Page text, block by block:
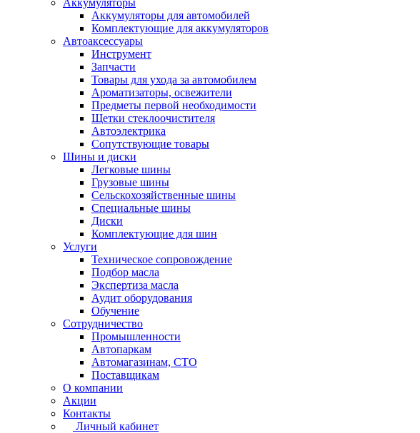
Аккумуляторы
Аккумуляторы для автомобилей
Комплектующие для аккумуляторов
Автоаксессуары
Инструмент
Запчасти
Товары для ухода за автомобилем
Ароматизаторы, освежители
Предметы первой необходимости
Щетки стеклоочистителя
Автоэлектрика
Сопутствующие товары
Шины и диски
Легковые шины
Грузовые шины
Сельскохозяйственные шины
Специальные шины
Диски
Комплектующие для шин
Услуги
Техническое сопровождение
Подбор масла
Экспертиза масла
Аудит оборудования
Обучение
Сотрудничество
Промышленности
Автопаркам
Автомагазинам, СТО
Поставщикам
О компании
Акции
Контакты
Личный кабинет